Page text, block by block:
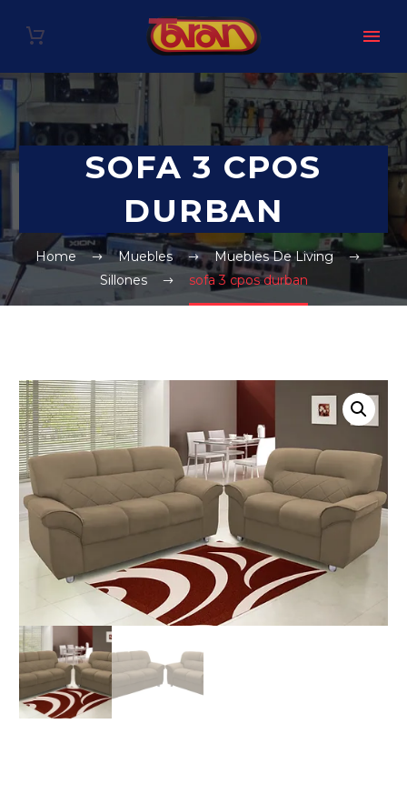
SOFA 3 CPOS
DURBAN
Home Muebles
Muebles De Living
Sillones
sofa 3 cpos durban